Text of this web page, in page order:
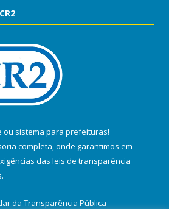
ou sistema para prefeituras!
completa, onde garantimos em
das leis de transparência
da Transparência Pública